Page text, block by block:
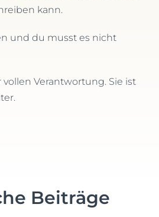
kann.
und du musst es nicht
Verantwortung. Sie ist
Beiträge